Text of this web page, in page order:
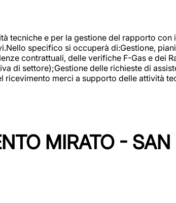
tecniche e per la gestione del rapporto con
specifico si occuperà di:Gestione,
contrattuali, delle verifiche F-Gas e dei
di settore);Gestione delle richieste di
ricevimento merci a supporto delle attività
MIRATO - SAN